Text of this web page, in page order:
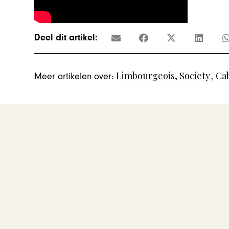
Deel dit artikel:
Meer artikelen over: Limbourgeois, Society,